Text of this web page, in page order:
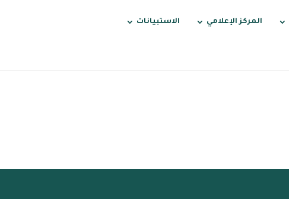
المركز الإعلامي الاستبيانات